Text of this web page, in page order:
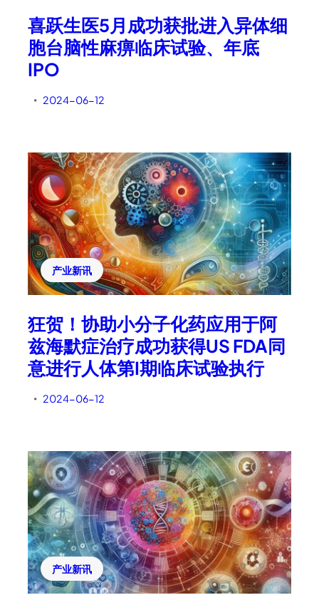
喜跃生医5月成功获批进入异体细
胞台脑性麻痹临床试验、年底
IPO
• 2024-06-12
产业新讯
狂贺！协助小分子化药应用于阿
兹海默症治疗成功获得US FDA同
意进行人体第I期临床试验执行
• 2024-06-12
产业新讯